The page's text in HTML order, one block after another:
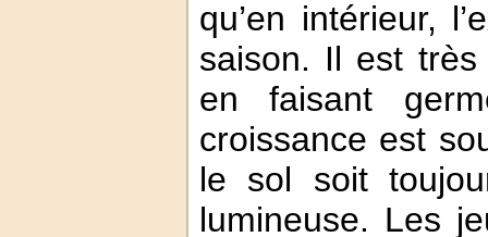
qu’en intérieur,
saison. Il est très
en faisant
croissance est
le sol soit
lumineuse. Les